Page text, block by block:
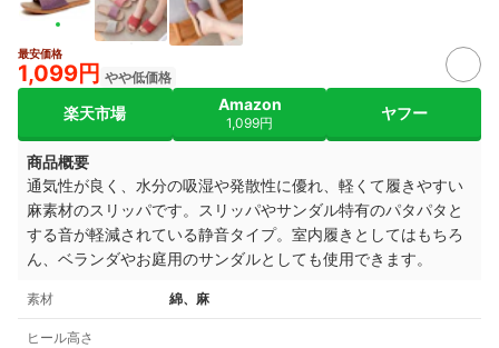
最安価格
1,099円 やや低価格
楽天市場 Amazon
1,099円
ヤフー
商品概要
通気性が良く、水分の吸湿や発散性に優れ、軽くて履きやすい
麻素材のスリッパです。スリッパやサンダル特有のパタパタと
する音が軽減されている静音タイプ。室内履きとしてはもちろ
ん、ベランダやお庭用のサンダルとしても使用できます。
素材 綿、麻
ヒール高さ